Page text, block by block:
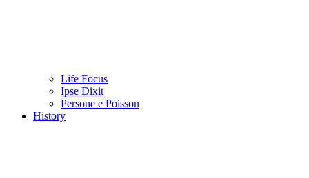
Life Focus
Ipse Dixit
Persone e Poisson
History